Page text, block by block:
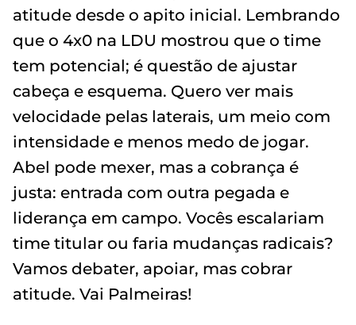
atitude desde o apito inicial. Lembrando
que o 4x0 na LDU mostrou que o time
tem potencial; é questão de ajustar
cabeça e esquema. Quero ver mais
velocidade pelas laterais, um meio com
intensidade e menos medo de jogar.
Abel pode mexer, mas a cobrança é
justa: entrada com outra pegada e
liderança em campo. Vocês escalariam
time titular ou faria mudanças radicais?
Vamos debater, apoiar, mas cobrar
atitude. Vai Palmeiras!